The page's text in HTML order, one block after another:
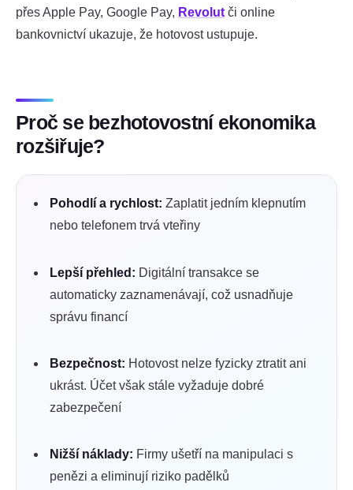
přes Apple Pay, Google Pay, Revolut či online
bankovnictví ukazuje, že hotovost ustupuje.
Proč se bezhotovostní ekonomika
rozšiřuje?
Pohodlí a rychlost: Zaplatit jedním klepnutím
nebo telefonem trvá vteřiny
Lepší přehled: Digitální transakce se
automaticky zaznamenávají, což usnadňuje
správu financí
Bezpečnost: Hotovost nelze fyzicky ztratit ani
ukrást. Účet však stále vyžaduje dobré
zabezpečení
Nižší náklady: Firmy ušetří na manipulaci s
penězi a eliminují riziko padělků